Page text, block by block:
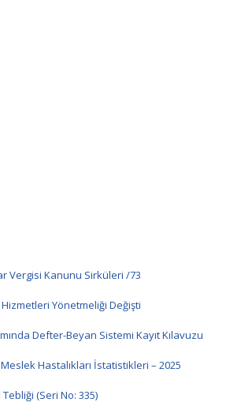
Vergisi Kanunu Sirküleri /73
Hizmetleri Yönetmeliği Değişti
Defter-Beyan Sistemi Kayıt Kılavuzu
Hastalıkları İstatistikleri – 2025
(Seri No: 335)